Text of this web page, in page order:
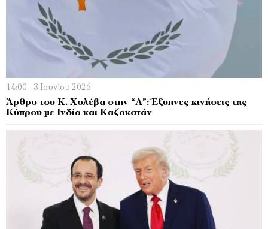
14:00 - 3 Ιουνίου 2026
Άρθρο του Κ. Χολέβα στην “Α”: Έξυπνες κινήσεις της
Κύπρου με Ινδία και Καζακστάν